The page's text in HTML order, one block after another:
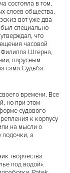
состояла в том,
слоев общества.
вот уже два
был специально
что
часовой
Филиппа Штерна,
парусным
сама Судьба.
времени. Все
но при этом
судового
к корпусу
на мысли о
а
творчества
под водой».